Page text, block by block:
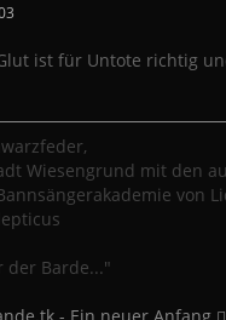
ist für Untote richtig
Wiesengrund mit den
von
der Barde..."